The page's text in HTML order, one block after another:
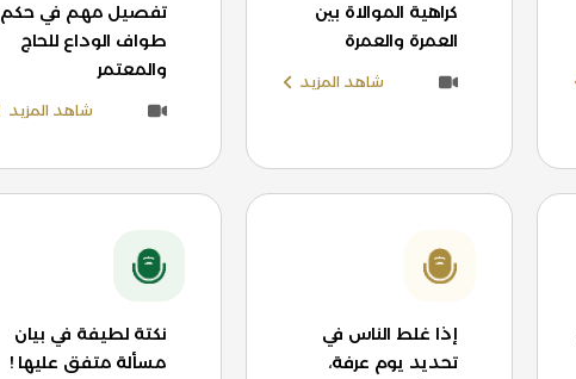
كراهية الموالاة بين
العمرة والعمرة
شاهد المزيد
تفصيل مهم في حكم
طواف الوداع للحاج
والمعتمر
شاهد المزيد
إذا غلط الناس في
تحديد يوم عرفة،
نكتة لطيفة في بيان
مسألة متفق عليها !